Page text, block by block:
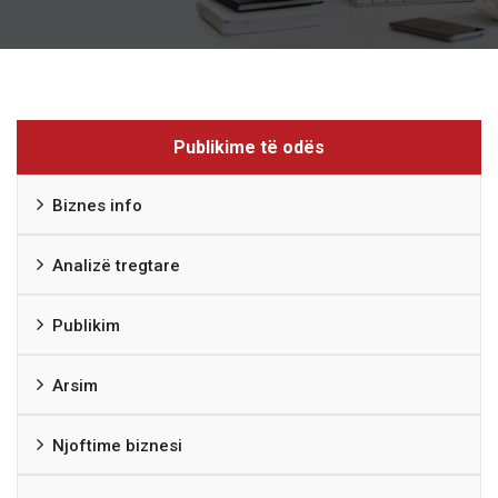
Publikime të odës
Biznes info
Analizë tregtare
Publikim
Arsim
Njoftime biznesi